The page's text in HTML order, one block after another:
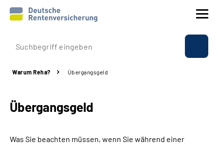
Prävention
Rente
Beratung & Kontakt
Warum Reha? Übergangsgeld
Übergangsgeld
Was Sie beachten müssen, wenn Sie während einer